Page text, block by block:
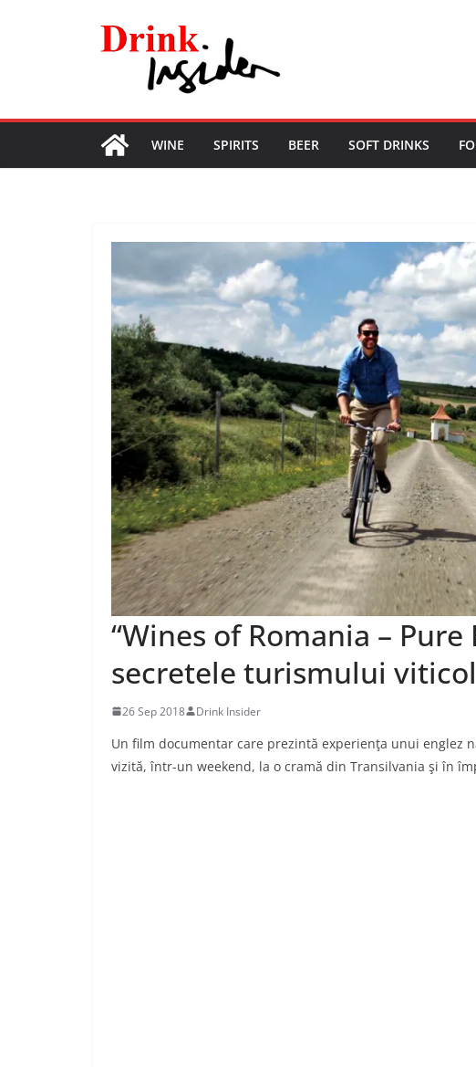
WINE SPIRITS BEER SOFT DRINKS
“Wines of Romania –
secretele turismului
26 Sep 2018 Drink Insider
Un film documentar care prezintă experienţa unui englez
vizită, într-un weekend, la o cramă din Transilvania şi în